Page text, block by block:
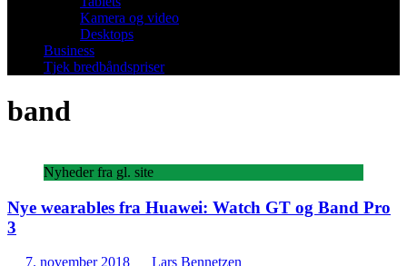
Kamera og video
Desktops
Business
Tjek bredbåndspriser
band
Nyheder fra gl. site
Nye wearables fra Huawei: Watch GT og Band Pro
3
7. november 2018
Lars Bennetzen